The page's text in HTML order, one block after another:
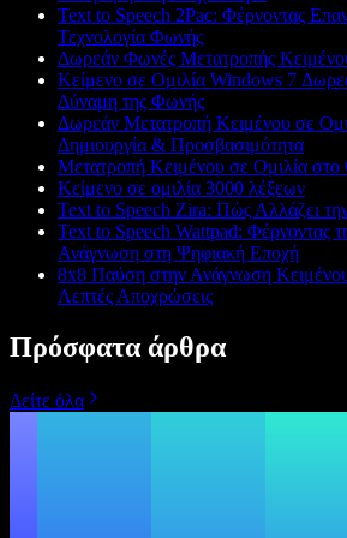
Text to Speech 2Pac: Φέρνοντας
Τεχνολογία Φωνής
Δωρεάν Φωνές Μετατροπής
Κείμενο σε Ομιλία Windows 7
Δύναμη της Φωνής
Δωρεάν Μετατροπή Κειμένου σε
Δημιουργία & Προσβασιμότητα
Μετατροπή Κειμένου σε Ομιλία
Κείμενο σε ομιλία 3000 λέξεων
Text to Speech Zira: Πώς Αλλάζει
Text to Speech Wattpad: Φέρνοντας
Ανάγνωση στη Ψηφιακή Εποχή
8x8 Παύση στην Ανάγνωση
Λεπτές Αποχρώσεις
Πρόσφατα άρθρα
Δείτε όλα